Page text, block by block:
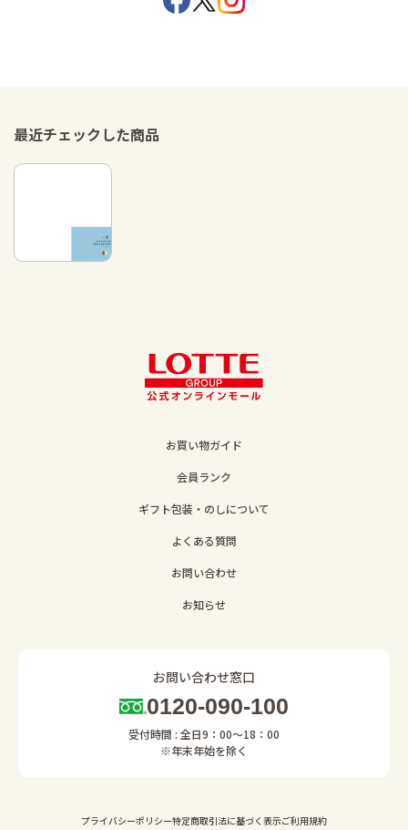
最近チェックした商品
お買い物ガイド
会員ランク
ギフト包装・のしについて
よくある質問
お問い合わせ
お知らせ
お問い合わせ窓口
0120-090-100
受付時間 : 全日9：00～18：00
※年末年始を除く
プライバシーポリシー特定商取引法に基づく表示ご利用規約